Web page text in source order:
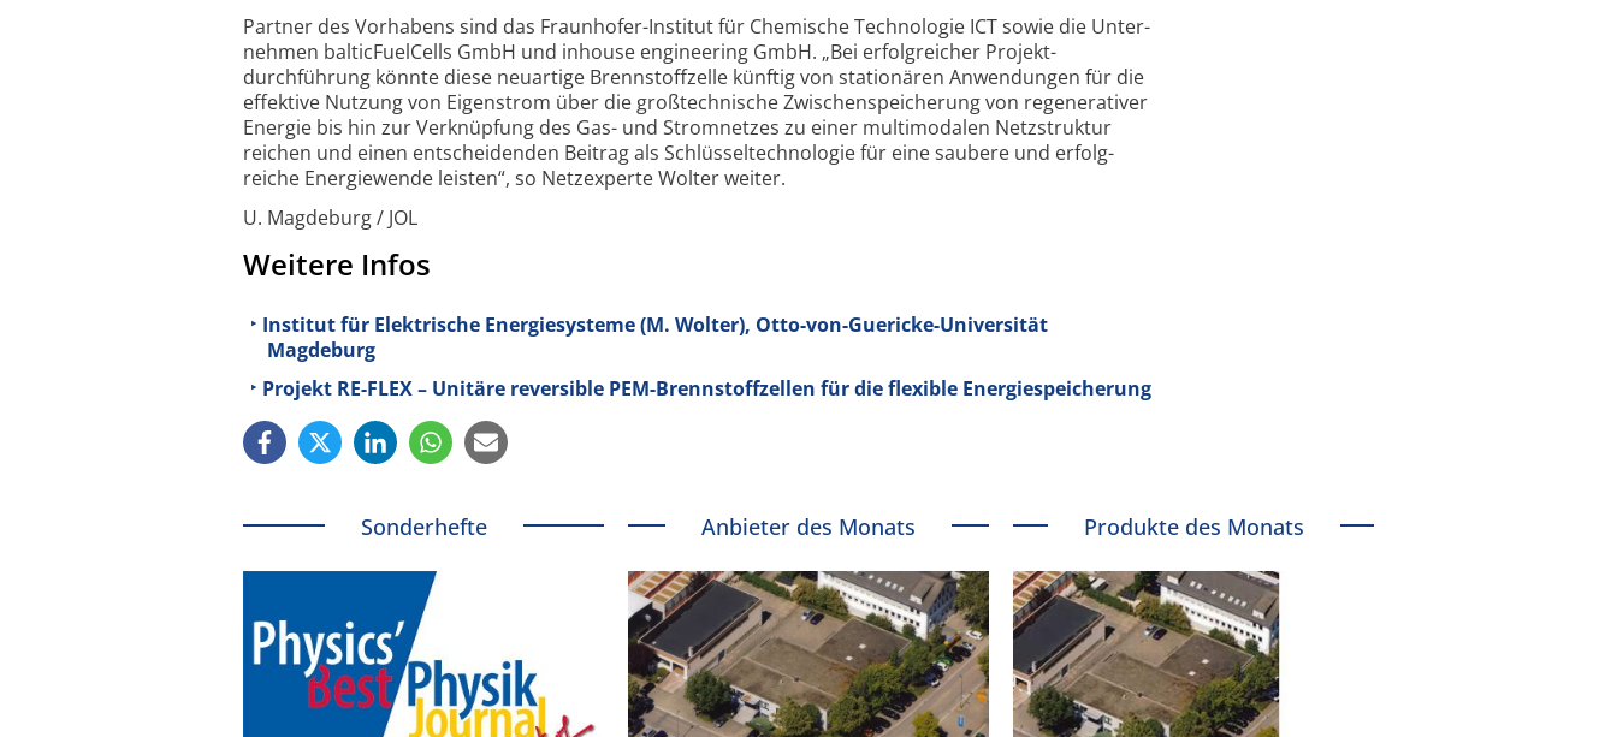
Partner des Vorhabens sind das Fraun­hofer-Institut für Chemische Tech­nologie ICT sowie die Unter­
nehmen baltic­FuelCells GmbH und inhouse engi­neering GmbH. „Bei erfolg­reicher Projekt­
durchführung könnte diese neuartige Brenn­stoffzelle künftig von sta­tionären Anwendungen für die
effek­tive Nutzung von Eigen­strom über die groß­technische Zwischen­speicherung von rege­nerativer
Energie bis hin zur Verknüpfung des Gas- und Strom­netzes zu einer multi­modalen Netz­struktur
reichen und einen ent­scheidenden Beitrag als Schlüssel­technologie für eine saubere und erfolg­
reiche Energie­wende leisten“, so Netzexperte Wolter weiter.
U. Magdeburg / JOL
Weitere Infos
Institut für Elektrische Energiesysteme (M. Wolter), Otto-von-Guericke-Universität
Magdeburg
Projekt RE-FLEX – Unitäre reversible PEM-Brennstoffzellen für die flexible Energiespeicherung
Sonderhefte Anbieter des Monats Produkte des Monats